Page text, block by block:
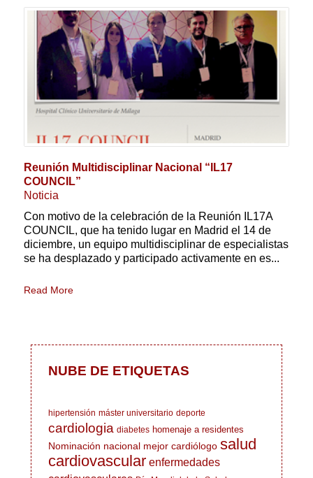
Reunión Multidisciplinar Nacional “IL17
COUNCIL”
Noticia
Con motivo de la celebración de la Reunión IL17A
COUNCIL, que ha tenido lugar en Madrid el 14 de
diciembre, un equipo multidisciplinar de especialistas
se ha desplazado y participado activamente en es...
Read More
NUBE DE ETIQUETAS
hipertensión máster universitario deporte
cardiologia diabetes homenaje a residentes
Nominación nacional mejor cardiólogo salud
cardiovascular enfermedades